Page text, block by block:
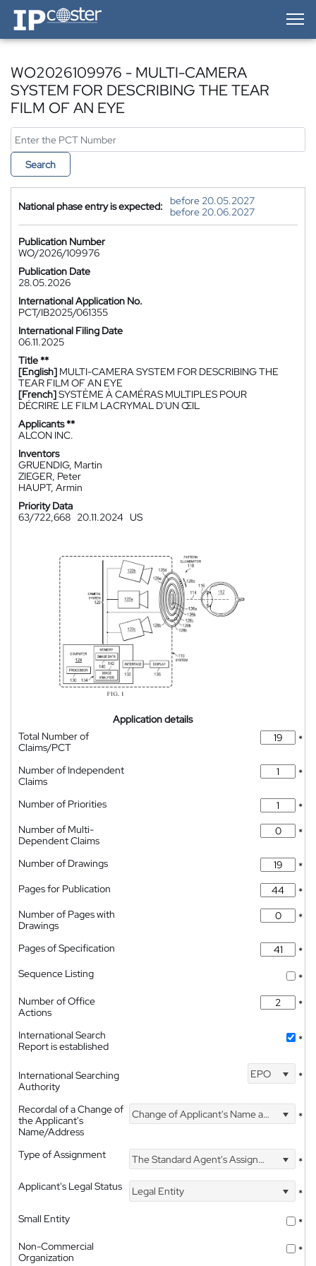
IP-Coster — Home
WO2026109976 - MULTI-CAMERA
SYSTEM FOR DESCRIBING THE TEAR
FILM OF AN EYE
Search
National phase entry is expected:
before 20.05.2027
before 20.06.2027
Publication Number
WO/2026/109976
Publication Date
28.05.2026
International Application No.
PCT/IB2025/061355
International Filing Date
06.11.2025
Title **
[English] MULTI-CAMERA SYSTEM FOR DESCRIBING THE
TEAR FILM OF AN EYE
[French]SYSTÈME À CAMÉRAS MULTIPLES POUR
DÉCRIRE LE FILM LACRYMAL D'UN ŒIL
Applicants **
ALCON INC.
Inventors
GRUENDIG, Martin
ZIEGER, Peter
HAUPT, Armin
Priority Data
63/722,668 20.11.2024 US
Application details
Total Number of
Claims/PCT
*
Number of Independent
Claims
*
Number of Priorities
*
Number of Multi-
Dependent Claims
*
Number of Drawings
*
Pages for Publication
*
Number of Pages with
Drawings
*
Pages of Specification
*
Sequence Listing
*
Number of Office
Actions
*
International Search
Report is established
*
International Searching
Authority
EPO *
Recordal of a Change of
the Applicant's
Name/Address
Change of Applicant's Name and Address *
Type of Assignment The Standard Agent's Assignment
*
Applicant's Legal Status
Legal Entity
*
Small Entity
*
Non-Commercial
Organization
*